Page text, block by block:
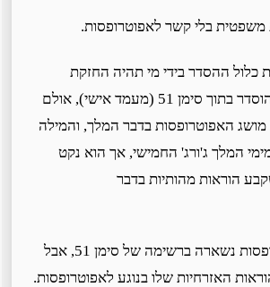
בלי קשר לאפוטרופסות.
כלול ההסדר בידי מי תהיה החזקת
הילדים: בזמנו זה הוסדר בתוך סימן 51 (מעמד אישי), אולם
האפוטרופסות בדבר המלך, והמילה
המלך ג'ורג' החמישי, אך הוא נקט
הוראות מהותיות בדבר
או בקיצור: אפוטרופסות נשארה ברשימה של סימן 51, אבל
האזרחיות שלו בנוגע לאפוטרופסות.